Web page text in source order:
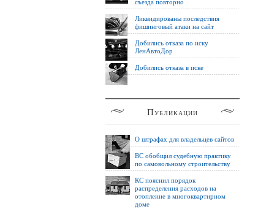
Ликвидированы последствия
фишинговый атаки на сайт
Добились отказа по иску
ЛенАвтоДор
Добились отказа в иске
Публикации
О штрафах для владельцев сайтов
ВС обобщил судебную практику
по самовольному строительству
КС пояснил порядок
распределения расходов на
отопление в многоквартирном
доме